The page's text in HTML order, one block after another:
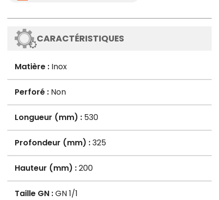
CARACTÉRISTIQUES
Matière : Inox
Perforé : Non
Longueur (mm) : 530
Profondeur (mm) :325
Hauteur (mm) :200
Taille GN :GN 1/1